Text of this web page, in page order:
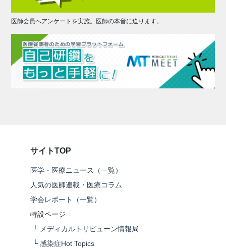
医師会員へアンケートを実施。医師の本音に迫ります。
サイトTOP
医学・医療ニュース（一覧）
人気の医師連載・医療コラム
学会レポート（一覧）
特設ページ
└ メディカルトリビューン情報局
└ 感染症Hot Topics